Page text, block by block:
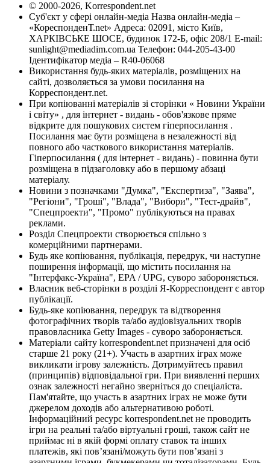
© 2000-2026, Korrespondent.net
Суб'єкт у сфері онлайн-медіа Назва онлайн-медіа –
«КореспонденТ.net» Адреса: 02091, місто Київ,
ХАРКІВСЬКЕ ШОСЕ, будинок 172-Б, офіс 208/1 E-mail:
sunlight@mediadim.com.ua Телефон: 044-205-43-00
Ідентифікатор медіа – R40-06068
Використання будь-яких матеріалів, розміщених на
сайті, дозволяється за умови посилання на
Корреспондент.net.
При копіюванні матеріалів зі сторінки « Новини України
і світу» , для інтернет - видань - обов'язкове пряме
відкрите для пошукових систем гіперпосилання .
Посилання має бути розміщена в незалежності від
повного або часткового використання матеріалів.
Гіперпосилання ( для інтернет - видань) - повинна бути
розміщена в підзаголовку або в першому абзаці
матеріалу.
Новини з позначками "Думка", "Експертиза", "Заява",
"Регіони", "Гроші", "Влада", "Вибори", "Тест-драйв",
"Спецпроекти", "Промо" публікуються на правах
реклами.
Розділ Спецпроекти створюється спільно з
комерційними партнерами.
Будь яке копіювання, публікація, передрук, чи наступне
поширення інформації, що містить посилання на
"Інтерфакс-Україна", EPA / UPG, суворо забороняється.
Власник веб-сторінки в розділі Я-Корреспондент є автор
публікації.
Будь-яке копіювання, передрук та відтворення
фотографічних творів та/або аудіовізуальних творів
правовласника Getty Images - суворо забороняється.
Матеріали сайту korrespondent.net призначені для осіб
старше 21 року (21+). Участь в азартних іграх може
викликати ігрову залежність. Дотримуйтесь правил
(принципів) відповідальної гри. При виявленні перших
ознак залежності негайно зверніться до спеціаліста.
Пам'ятайте, що участь в азартних іграх не може бути
джерелом доходів або альтернативою роботі.
Інформаційний ресурс korrespondent.net не проводить
ігри на реальні та/або віртуальні гроші, також сайт не
приймає ні в якій формі оплату ставок та інших
платежів, які пов’язані/можуть бути пов’язані з